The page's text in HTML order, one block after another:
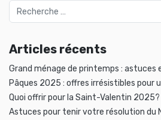
Articles récents
Grand ménage de printemps : astuces
Pâques 2025 : offres irrésistibles pour
Quoi offrir pour la Saint-Valentin 2025?
Astuces pour tenir votre résolution du